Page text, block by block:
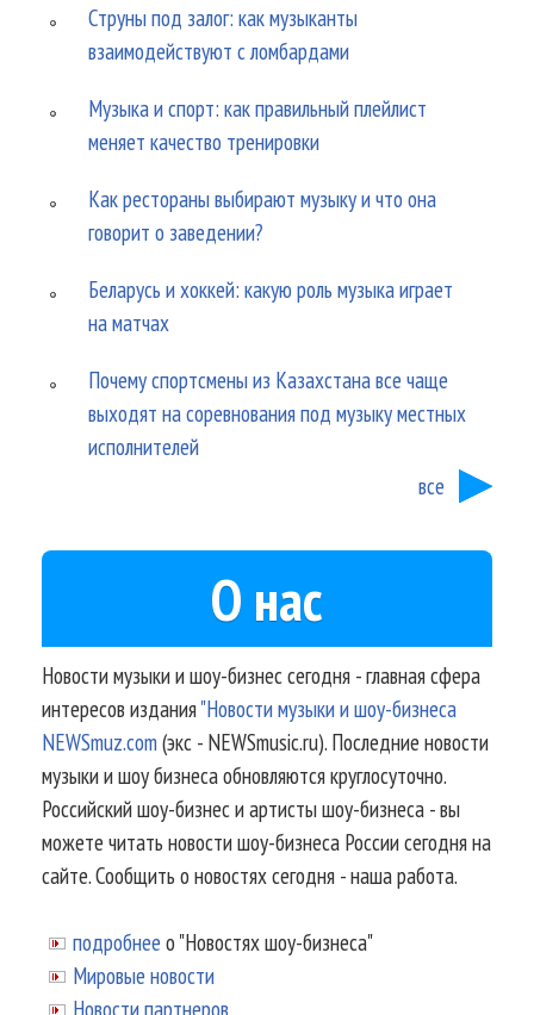
Струны под залог: как музыканты
взаимодействуют с ломбардами
Музыка и спорт: как правильный плейлист
меняет качество тренировки
Как рестораны выбирают музыку и что она
говорит о заведении?
Беларусь и хоккей: какую роль музыка играет
на матчах
Почему спортсмены из Казахстана все чаще
выходят на соревнования под музыку местных
исполнителей
все
О нас
Новости музыки и шоу-бизнес сегодня - главная сфера
интересов издания"Новости музыки и шоу-бизнеса
NEWSmuz.com(экс - NEWSmusic.ru). Последние новости
музыки и шоу бизнеса обновляются круглосуточно.
Российский шоу-бизнес и артисты шоу-бизнеса - вы
можете читать новости шоу-бизнеса России сегодня на
сайте. Сообщить о новостях сегодня - наша работа.
подробнее о "Новостях шоу-бизнеса"
Мировые новости
Новости партнеров